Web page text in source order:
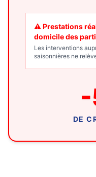
⚠️ Prestations
domicile des
Les interventions
saisonnières ne
DE